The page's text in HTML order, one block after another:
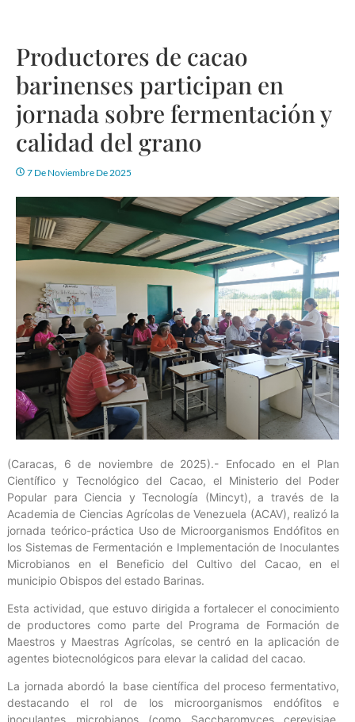
Productores de cacao
barinenses participan en
jornada sobre fermentación y
calidad del grano
7 De Noviembre De 2025
(Caracas, 6 de noviembre de 2025).- Enfocado en el Plan
Científico y Tecnológico del Cacao, el Ministerio del Poder
Popular para Ciencia y Tecnología (Mincyt), a través de la
Academia de Ciencias Agrícolas de Venezuela (ACAV), realizó la
jornada teórico-práctica Uso de Microorganismos Endófitos en
los Sistemas de Fermentación e Implementación de Inoculantes
Microbianos en el Beneficio del Cultivo del Cacao, en el
municipio Obispos del estado Barinas.
Esta actividad, que estuvo dirigida a fortalecer el conocimiento
de productores como parte del Programa de Formación de
Maestros y Maestras Agrícolas, se centró en la aplicación de
agentes biotecnológicos para elevar la calidad del cacao.
La jornada abordó la base científica del proceso fermentativo,
destacando el rol de los microorganismos endófitos e